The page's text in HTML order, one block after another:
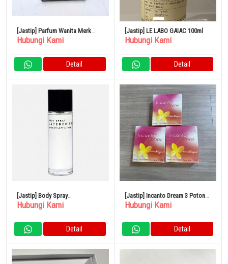
[Jastip] Parfum Wanita Merk
CHANEL No.5
Hubungi Kami
Detail
[Jastip] LE LABO GAIAC 100ml
Hubungi Kami
Detail
[Jastip] Body Spray
SHOLAYERED 100ml
Hubungi Kami
Detail
[Jastip] Incanto Dream 3 Potong
Set Parfum
Hubungi Kami
Detail